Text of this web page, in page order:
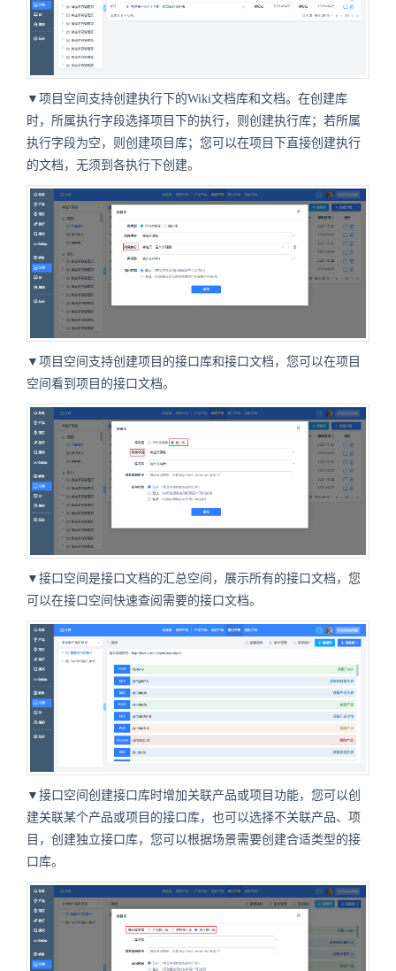
▼项目空间支持创建执行下的Wiki文档库和文档。在创建库
时，所属执行字段选择项目下的执行，则创建执行库；若所属
执行字段为空，则创建项目库；您可以在项目下直接创建执行
的文档，无须到各执行下创建。
▼项目空间支持创建项目的接口库和接口文档，您可以在项目
空间看到项目的接口文档。
▼接口空间是接口文档的汇总空间，展示所有的接口文档，您
可以在接口空间快速查阅需要的接口文档。
▼接口空间创建接口库时增加关联产品或项目功能，您可以创
建关联某个产品或项目的接口库，也可以选择不关联产品、项
目，创建独立接口库，您可以根据场景需要创建合适类型的接
口库。